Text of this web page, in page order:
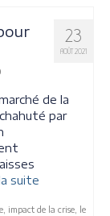
23
AOÛT 2021
de la
par
suite
impact de la crise
le